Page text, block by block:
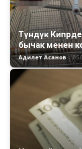
Түндүк
бычак менен
Адилет Асанов -